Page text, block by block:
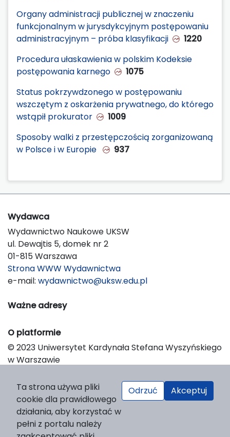
Organy administracji publicznej w znaczeniu
funkcjonalnym w jurysdykcyjnym postępowaniu
administracyjnym – próba klasyfikacji
1220
Procedura ułaskawienia w polskim Kodeksie
postępowania karnego
1075
Status pokrzywdzonego w postępowaniu
wszczętym z oskarżenia prywatnego, do którego
wstąpił prokurator
1009
Sposoby walki z przestępczością zorganizowaną
w Polsce i w Europie
937
Wydawca
Wydawnictwo Naukowe UKSW
ul. Dewajtis 5, domek nr 2
01-815 Warszawa
Strona WWW Wydawnictwa
e-mail: wydawnictwo@uksw.edu.pl
Ważne adresy
O platformie
© 2023 Uniwersytet Kardynała Stefana Wyszyńskiego
w Warszawie
Platform & Workflow by OJS/PKP
Ta strona używa pliki
cookie dla prawidłowego
działania, aby korzystać w
pełni z portalu należy
Odrzuć Akceptuj